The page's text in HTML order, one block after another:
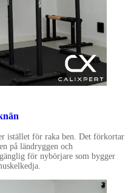
istället för raka ben. Det förkortar
på ländryggen och
för nybörjare som bygger